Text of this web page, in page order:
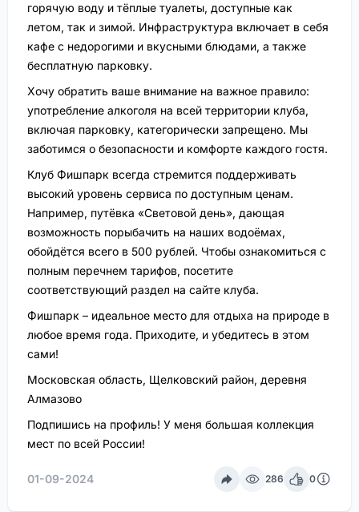
горячую воду и тёплые туалеты, доступные как
летом, так и зимой. Инфраструктура включает в себя
кафе с недорогими и вкусными блюдами, а также
бесплатную парковку.
Хочу обратить ваше внимание на важное правило:
употребление алкоголя на всей территории клуба,
включая парковку, категорически запрещено. Мы
заботимся о безопасности и комфорте каждого гостя.
Клуб Фишпарк всегда стремится поддерживать
высокий уровень сервиса по доступным ценам.
Например, путёвка «Световой день», дающая
возможность порыбачить на наших водоёмах,
обойдётся всего в 500 рублей. Чтобы ознакомиться с
полным перечнем тарифов, посетите
соответствующий раздел на сайте клуба.
Фишпарк – идеальное место для отдыха на природе в
любое время года. Приходите, и убедитесь в этом
сами!
Московская область, Щелковский район, деревня
Алмазово
Подпишись на профиль! У меня большая коллекция
мест по всей России!
01-09-2024 286 0